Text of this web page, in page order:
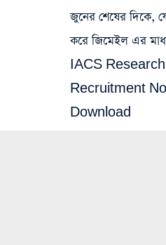
জুনের শেষের দিকে,
করে জিমেইল এর
IACS
Recruitment
Download